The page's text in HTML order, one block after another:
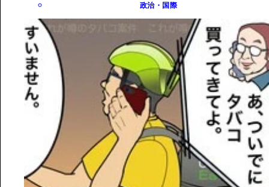
政治・国際